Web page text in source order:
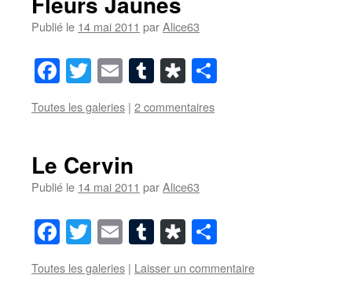
Publié le 14 mai 2011 parAlice63
Facebook
Twitter
EmailTumblrDiaspora
Toutes les galeries | 2 commentaires
Le Cervin
Publié le 14 mai 2011 parAlice63
Facebook
Twitter
EmailTumblrDiaspora
Toutes les galeries | Laisser un commentaire